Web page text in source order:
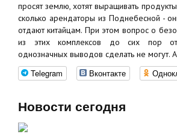
просят землю, хотят выращивать
сколько арендаторы из Поднебесной -
отдают китайцам. При этом вопрос о
из этих комплексов до сих пор
однозначных выводов сделать не могут.
Telegram Вконтакте
Новости сегодня